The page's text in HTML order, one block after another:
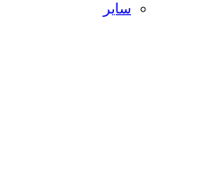
سایر